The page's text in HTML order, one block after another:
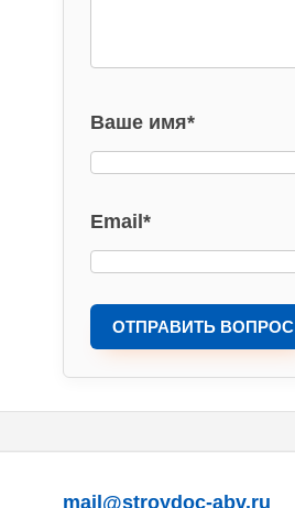
Ваше имя*
Email*
ОТПРАВИТЬ ВОПРОС
mail@stroydoc-abv.ru